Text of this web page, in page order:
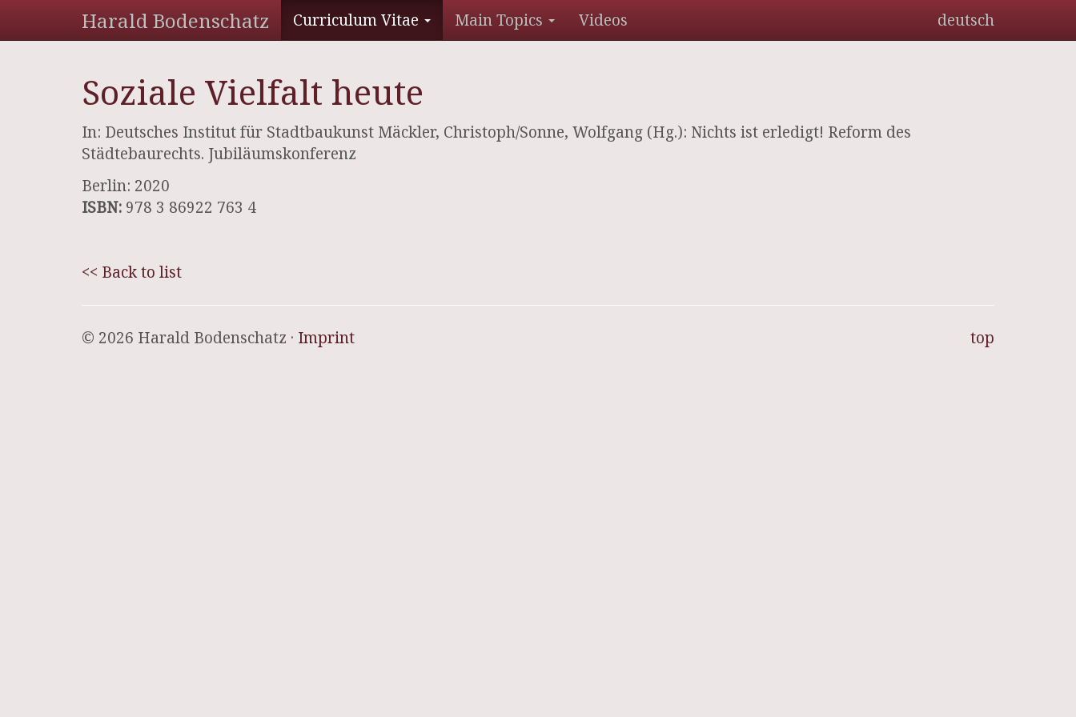
Harald Bodenschatz Curriculum Vitae Main Topics Videos deutsch
Soziale Vielfalt heute
In: Deutsches Institut für Stadtbaukunst Mäckler, Christoph/Sonne, Wolfgang (Hg.): Nichts ist erledigt! Reform des
Städtebaurechts. Jubiläumskonferenz
Berlin: 2020
ISBN: 978 3 86922 763 4
<< Back to list
top
© 2026 Harald Bodenschatz · Imprint